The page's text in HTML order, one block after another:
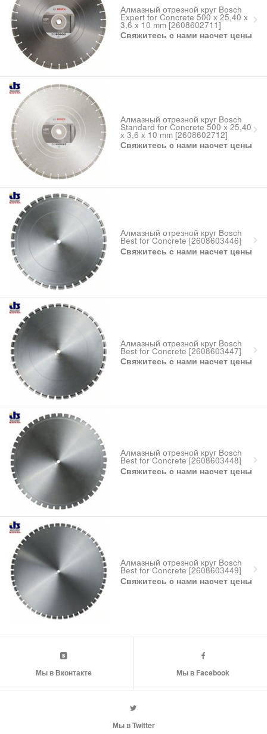
Алмазный отрезной круг Bosch
Expert for Concrete 500 x 25,40 x
3,6 x 10 mm [2608602711]
Свяжитесь с нами насчет цены
Алмазный отрезной круг Bosch
Standard for Concrete 500 x 25,40
x 3,6 x 10 mm [2608602712]
Свяжитесь с нами насчет цены
Алмазный отрезной круг Bosch
Best for Concrete [2608603446]
Свяжитесь с нами насчет цены
Алмазный отрезной круг Bosch
Best for Concrete [2608603447]
Свяжитесь с нами насчет цены
Алмазный отрезной круг Bosch
Best for Concrete [2608603448]
Свяжитесь с нами насчет цены
Алмазный отрезной круг Bosch
Best for Concrete [2608603449]
Свяжитесь с нами насчет цены
Мы в Вконтакте Мы в Facebook
Мы в Twitter